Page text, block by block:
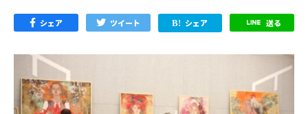
シェア ツイート シェア 送る